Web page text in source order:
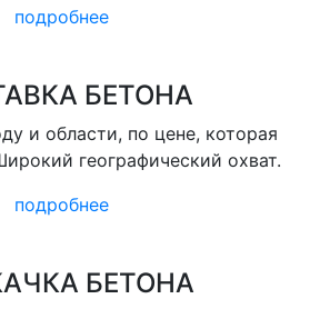
подробнее
БЕТОНА
и области, по цене, которая
географический охват.
подробнее
БЕТОНА